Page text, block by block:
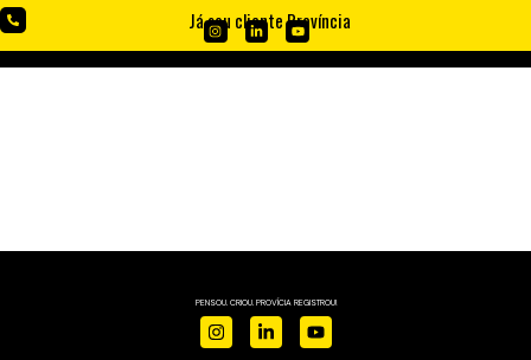
Já sou cliente Província
PENSOU. CRIOU. PROVÍCIA REGISTROU!